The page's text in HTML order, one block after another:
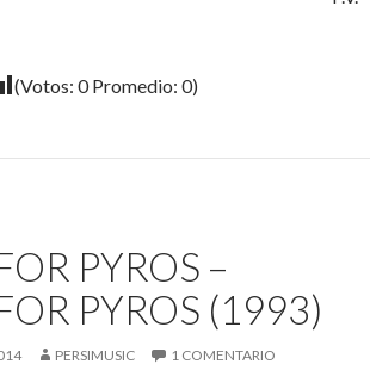
(Votos: 0Promedio: 0)
PYROS –
PYROS (1993)
PERSIMUSIC 1 COMENTARIO